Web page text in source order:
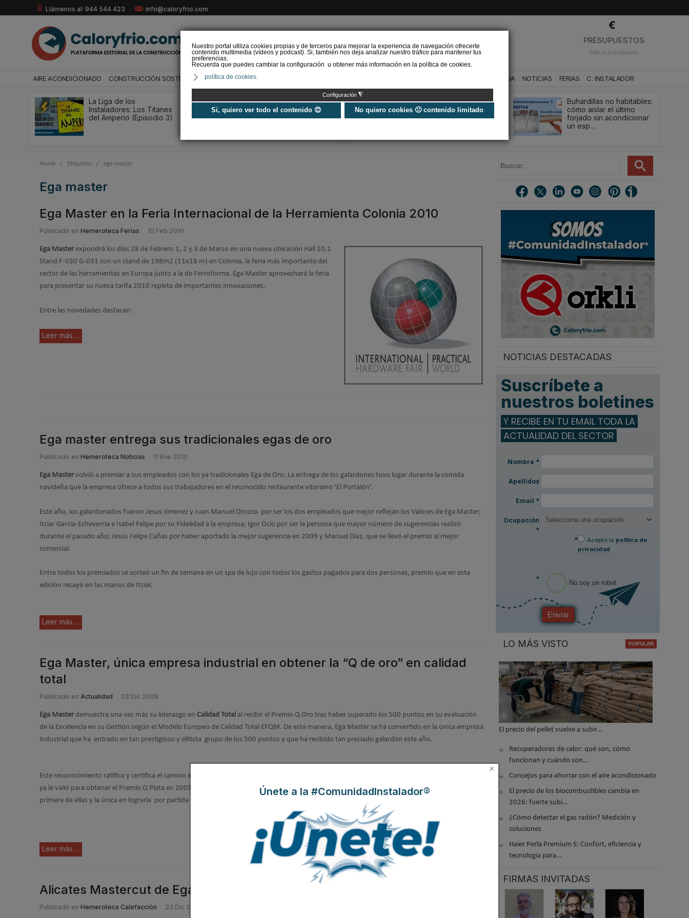
Nuestro portal utiliza cookies propias y de terceros para mejorar la experiencia de navegación ofrecerte
contenido multimedia (vídeos y podcast). Si, también nos deja analizar nuestro tráfico para mantener tus
preferencias.
Recuerda que puedes cambiar la configuración u obtener más información en la política de cookies.
política de cookies.
Configuración ◮
Si, quiero ver todo el contenido 😊 No quiero cookies 🙁 contenido limitado
Llámenos al: 944 544 423 info@caloryfrio.com
PRESUPUESTOS
Pide tu presupuesto
AIRE ACONDICIONADO CONSTRUCCIÓN SOSTENIBLE ENERGÍAS RENOVABLES BAÑO Y AGUA NOTICIAS FERIAS C. INSTALADOR
La Liga de los
Instaladores: Los Titanes
del Amperio (Episodio 3)
Universo Aniversario - Un
año, muchos momentos
Verifactu en
climatización: qué le va a
exigir la ley a tu
Buhardillas no habitables:
cómo aislar el último
forjado sin acondicionar
un esp…
Home / Etiquetas / ega master
ega master
Ega Master en la Feria Internacional de la Herramienta Colonia 2010
Publicado en Hemeroteca Ferias 10 Feb 2010
Ega Masterexpondrá los días 28 de Febrero 1, 2 y 3 de Marzo en una nueva ubicación Hall 10.1
Stand F-030 G-031 con un stand de 198m2 (11x18 m) en Colonia, la feria más importante del
sector de las herramientas en Europa junto a la de Ferroforma. Ega Master aprovechará la feria
para presentar su nueva tarifa 2010 repleta de importantes innovaciones.
Entre las novedades destacan:
Leer más ...
Ega master entrega sus tradicionales egas de oro
Publicado en Hemeroteca Noticias 11 Ene 2010
Ega Mastervolvió a premiar a sus empleados con los ya tradicionales Ega de Oro. La entrega de los galardones tuvo lugar durante la comida
navideña que la empresa ofrece a todos sus trabajadores en el reconocido restaurante vitoriano ‘El Portalón’.
Este año, los galardonados fueron Jesus Jimenez y Juan Manuel Orozco por ser los dos empleados que mejor reflejan los Valores de Ega Master;
Itziar Garcia-Echeverria e Isabel Felipe por su Fidelidad a la empresa; Igor Ocio por ser la persona que mayor número de sugerencias realizó
durante el pasado año; Jesús Felipe Cañas por haber aportado la mejor sugerencia en 2009 y Manuel Diaz, que se llevó el premio al mejor
comercial.
Entre todos los premiados se sorteó un fin de semana en un spa de lujo con todos los gastos pagados para dos personas, premio que en esta
edición recayó en las manos de Itziar.
Leer más ...
Ega Master, única empresa industrial en obtener la “Q de oro” en calidad
total
Publicado en Actualidad 23 Dic 2009
Ega Masterdemuestra una vez más su liderazgo en Calidad Total al recibir el Premio Q Oro tras haber superado los 500 puntos en su evaluación
de la Excelencia en su Gestión según el Modelo Europeo de Calidad Total EFQM. De esta manera, Ega Master se ha convertido en la única empresa
industrial que ha entrado en tan prestigioso y elitista grupo de los 500 puntos y que ha recibido tan preciado galardón este año.
Este reconocimiento ratifica y certifica el camino emprendido por
ya le valió para obtener el Premio Q Plata en 2005 y 2008, convirtiéndose también en la primera empresa de su sector en hacerse acreedora a la
primera de ellas y la única en lograrla por partida doble.
Leer más ...
Alicates Mastercut de Ega Master
Publicado en Hemeroteca Calefacción 23 Dic 2009
u
r
NOTICIAS DESTACADAS
Suscríbete a
nuestros boletines
Y RECIBE EN TU EMAIL TODA LA
ACTUALIDAD DEL SECTOR
Nombre *
Apellidos
Email *
Ocupación
*
*
Acepto la política de
privacidad.
* No soy un robot
Enviar
LO MÁS VISTO
El precio del pellet vuelve a subir…
Recuperadores de calor: qué son, cómo
funcionan y cuándo son…
Consejos para ahorrar con el aire acondicionado
El precio de los biocombustibles cambia en
2026: fuerte subi…
¿Cómo detectar el gas radón? Medición y
soluciones
Haier Perla Premium S: Confort, eficiencia y
tecnología para…
FIRMAS INVITADAS
×
Únete a la #ComunidadInstalador®